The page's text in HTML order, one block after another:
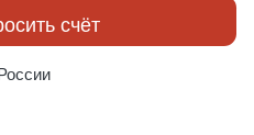
счёт